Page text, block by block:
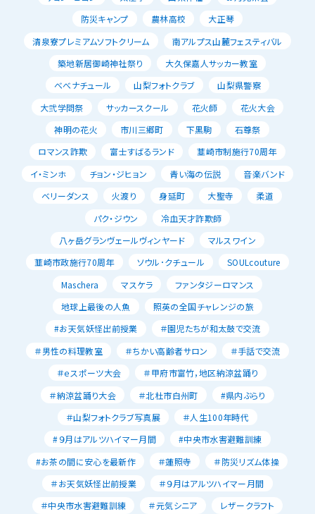
防災キャンプ
農林高校
大正琴
清泉寮プレミアムソフトクリーム
南アルプス山麓フェスティバル
築地新居御崎神社祭り
大久保嘉人サッカー教室
べべナチュール
山梨フォトクラブ
山梨県警察
大弐学問祭
サッカースクール 花火師
花火大会
神明の花火
市川三郷町 下黒駒
石尊祭
ロマンス詐欺
富士すばるランド
韮崎市制施行70周年
イ・ミンホ
チョン・ジヒョン 青い海の伝説
音楽バンド
ベリーダンス
火渡り 身延町 大聖寺
柔道
パク・ジウン
冷血天才詐欺師
八ヶ岳グランヴェールヴィンヤード
マルスワイン
韮崎市政施行70周年
ソウル･クチュール
SOULcouture
Maschera
マスケラ
ファンタジーロマンス
地球上最後の人魚
照英の全国チャレンジの旅
#お天気妖怪出前授業
＃園児たちが和太鼓で交流
＃男性の料理教室
＃ちかい高齢者サロン
＃手話で交流
＃ｅスポーツ大会
＃甲府市富竹，地区納涼盆踊り
＃納涼盆踊り大会
＃北杜市白州町
#県内ぶらり
＃山梨フォトクラブ写真展
＃人生100年時代
#９月はアルツハイマー月間
#中央市水害避難訓練
#お茶の間に安心を最新作
＃蓮照寺
＃防災リズム体操
＃お天気妖怪出前授業
＃９月はアルツハイマー月間
＃中央市水害避難訓練
＃元気シニア
レザークラフト